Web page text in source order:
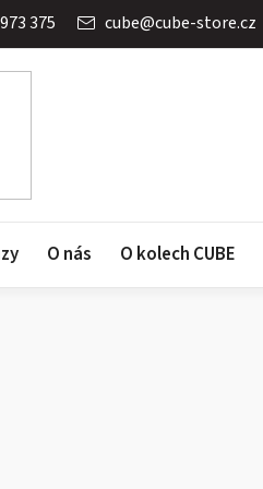
cube@cube-store.cz
375
O nás O kolech CUBE